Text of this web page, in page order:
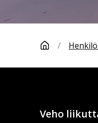
/
Veho